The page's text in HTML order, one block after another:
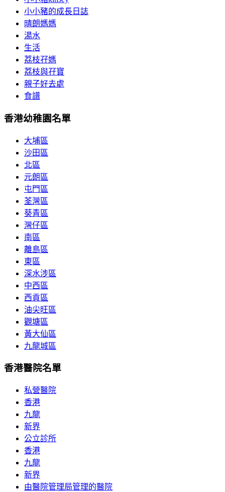
小小豬的成長日誌
晴朗媽媽
湯水
生活
荔枝孖媽
荔枝與孖寶
親子好去處
食譜
香港幼稚園名單
大埔區
沙田區
北區
元朗區
屯門區
荃灣區
葵青區
灣仔區
南區
離島區
東區
深水涉區
中西區
西貢區
油尖旺區
觀塘區
黃大仙區
九龍城區
香港醫院名單
私營醫院
香港
九龍
新界
公立診所
香港
九龍
新界
由醫院管理局管理的醫院